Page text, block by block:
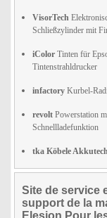
VisorTech
Schließzylinder mit
iColor Tinten für
Tintenstrahldrucker
infactory Kurbel-
revolt Powerstation
Schnellladefunktion
tka Köbele
Site de service
support de la
Elesion Pour